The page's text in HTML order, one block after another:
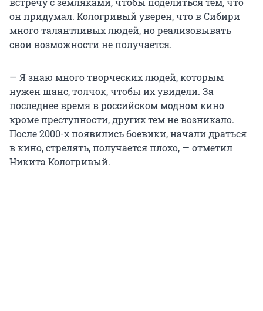
он придумал. Кологривый уверен, что в Сибири
много талантливых людей, но реализовывать
свои возможности не получается.
— Я знаю много творческих людей, которым
нужен шанс, толчок, чтобы их увидели. За
последнее время в российском модном кино
кроме преступности, других тем не возникало.
После 2000-х появились боевики, начали драться
в кино, стрелять, получается плохо, — отметил
Никита Кологривый.